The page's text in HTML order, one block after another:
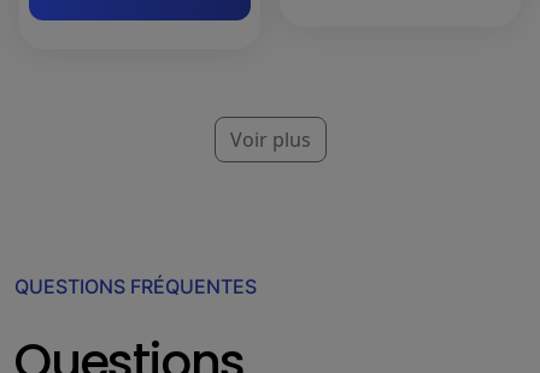
Voir plus
QUESTIONS FRÉQUENTES